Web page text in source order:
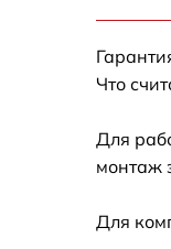
Что
Для
монтаж
Для